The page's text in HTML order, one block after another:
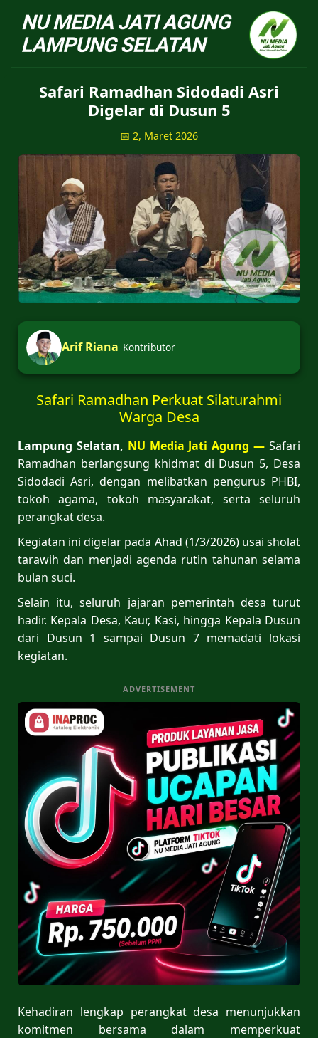
NU Jatiagung - Situs
Safari Ramadhan Sidodadi Asri
Digelar di Dusun 5
📅 2, Maret 2026
Arif Riana Kontributor
Safari Ramadhan Perkuat Silaturahmi
Warga Desa
Lampung Selatan, NU Media Jati Agung — Safari
Ramadhan berlangsung khidmat di Dusun 5, Desa
Sidodadi Asri, dengan melibatkan pengurus PHBI,
tokoh agama, tokoh masyarakat, serta seluruh
perangkat desa.
Kegiatan ini digelar pada Ahad (1/3/2026) usai sholat
tarawih dan menjadi agenda rutin tahunan selama
bulan suci.
Selain itu, seluruh jajaran pemerintah desa turut
hadir. Kepala Desa, Kaur, Kasi, hingga Kepala Dusun
dari Dusun 1 sampai Dusun 7 memadati lokasi
kegiatan.
ADVERTISEMENT
Kehadiran lengkap perangkat desa menunjukkan
komitmen bersama dalam memperkuat